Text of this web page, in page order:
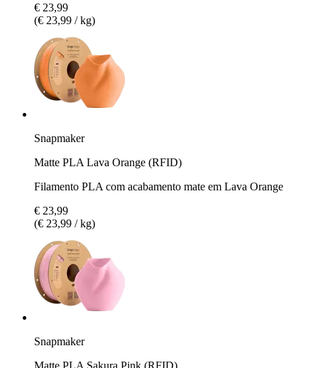
€ 23,99
(€ 23,99 / kg)
Snapmaker
Matte PLA Lava Orange (RFID)
Filamento PLA com acabamento mate em Lava Orange
€ 23,99
(€ 23,99 / kg)
Snapmaker
Matte PLA Sakura Pink (RFID)